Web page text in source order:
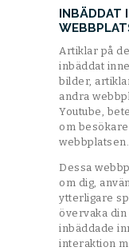
INBÄDDAT
Artiklar på
inbäddat
bilder,
andra
Youtube,
om
webbplatsen.
Dessa
om dig,
ytterligare
övervaka
inbäddade
interaktion